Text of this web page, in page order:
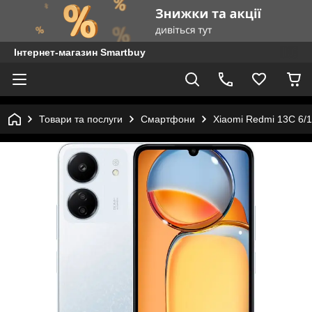
Інтернет-магазин Smartbuy
Товари та послуги Смартфони Xiaomi Redmi 13C 6/